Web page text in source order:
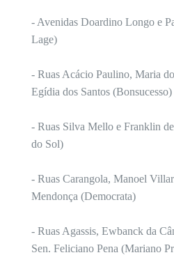
- Avenidas Doardino Longo e
Lage)
- Ruas Acácio Paulino, Maria
Egídia dos Santos (Bonsucesso)
- Ruas Silva Mello e Franklin
do Sol)
- Ruas Carangola, Manoel
Mendonça (Democrata)
- Ruas Agassis, Ewbanck da
Sen. Feliciano Pena (Mariano